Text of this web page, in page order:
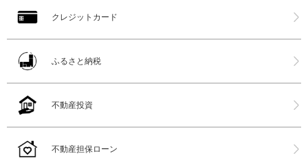
クレジットカード
ふるさと納税
不動産投資
不動産担保ローン